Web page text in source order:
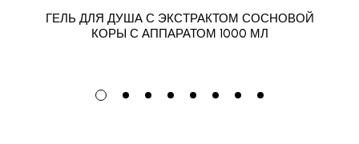
ГЕЛЬ ДЛЯ ДУША С ЭКСТРАКТОМ СОСНОВОЙ
КОРЫ С АППАРАТОМ 1000 МЛ